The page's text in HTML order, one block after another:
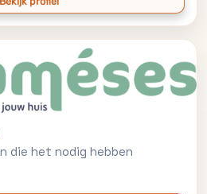
die het nodig hebben